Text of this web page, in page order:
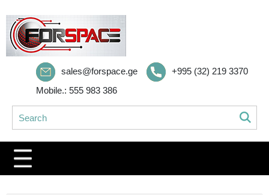
sales@forspace.ge
+995 (32) 219 3370
Mobile.: 555 983 386